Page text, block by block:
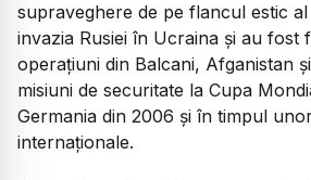
supraveghere de pe flancul estic
invazia Rusiei în Ucraina și au fost
operațiuni din Balcani, Afganistan
misiuni de securitate la Cupa
Germania din 2006 și în timpul
internaționale.